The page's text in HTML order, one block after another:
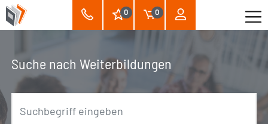
0 0
Suche nach Weiterbildungen